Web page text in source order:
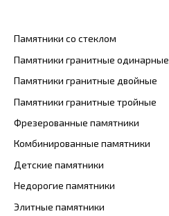
Памятники со стеклом
Памятники гранитные одинарные
Памятники гранитные двойные
Памятники гранитные тройные
Фрезерованные памятники
Комбинированные памятники
Детские памятники
Недорогие памятники
Элитные памятники